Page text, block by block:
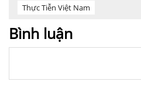
Thực Tiễn Việt Nam
Bình luận